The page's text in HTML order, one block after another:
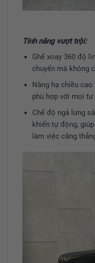
Tính năng vượt trội:
Ghế xoay 360 độ
chuyển mà không
Nâng hạ chiều
phù hợp với mọi
Chế độ ngả lưng
khiển tự động,
làm việc căng